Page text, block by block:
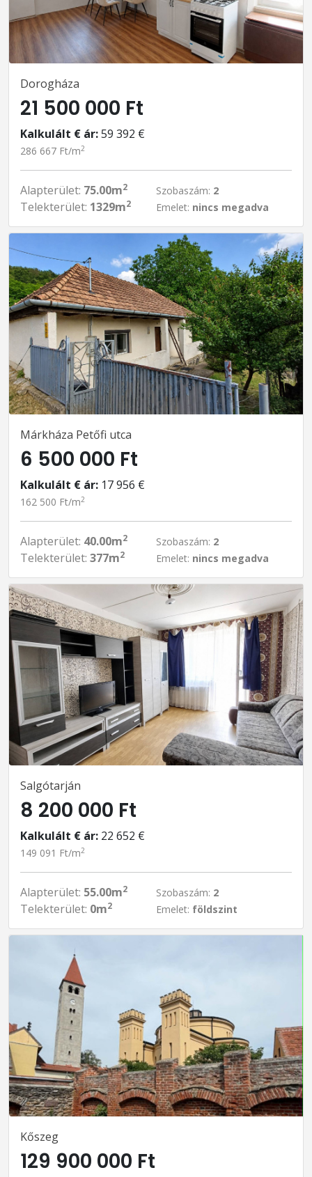
Dorogháza
21 500 000 Ft
Kalkulált € ár:59 392 €
286 667 Ft/m2
Alapterület: 75.00m2
Telekterület: 1329m2
Szobaszám: 2
Emelet: nincs megadva
Márkháza Petőfi utca
6 500 000 Ft
Kalkulált € ár: 17 956 €
162 500 Ft/m2
Alapterület: 40.00m2
Telekterület: 377m2
Szobaszám: 2
Emelet: nincs megadva
Salgótarján
8 200 000 Ft
Kalkulált € ár: 22 652 €
149 091 Ft/m2
Alapterület: 55.00m2
Telekterület: 0m2
Szobaszám: 2
Emelet: földszint
Kőszeg
129 900 000 Ft